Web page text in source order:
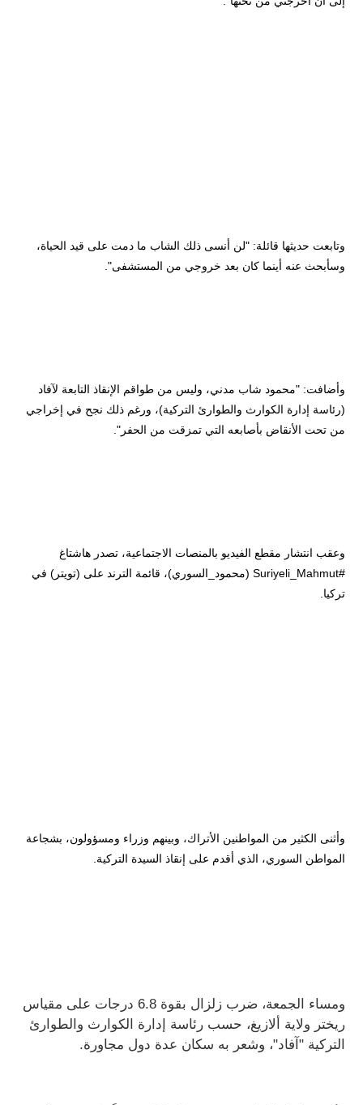
وتابعت حديثها قائلة: "لن أنسى ذلك الشاب ما دمت على قيد الحياة،
وسأبحث عنه أينما كان بعد خروجي من المستشفى".
وأضافت: "محمود شاب مدني، وليس من طواقم الإنقاذ التابعة لآفاد
(رئاسة إدارة الكوارث والطوارئ التركية)، ورغم ذلك نجح في إخراجي
من تحت الأنقاض بأصابعه التي تمزقت من الحفر".
وعقب انتشار مقطع الفيديو بالمنصات الاجتماعية، تصدر هاشتاغ
#Suriyeli_Mahmut (محمود_السوري)، قائمة الترند على (تويتر) في
تركيا.
وأثنى الكثير من المواطنين الأتراك، وبينهم وزراء ومسؤولون، بشجاعة
المواطن السوري، الذي أقدم على إنقاذ السيدة التركية.
ومساء الجمعة، ضرب زلزال بقوة 6.8 درجات على مقياس
ريختر ولاية ألازيغ، حسب رئاسة إدارة الكوارث والطوارئ
التركية "آفاد"، وشعر به سكان عدة دول مجاورة.